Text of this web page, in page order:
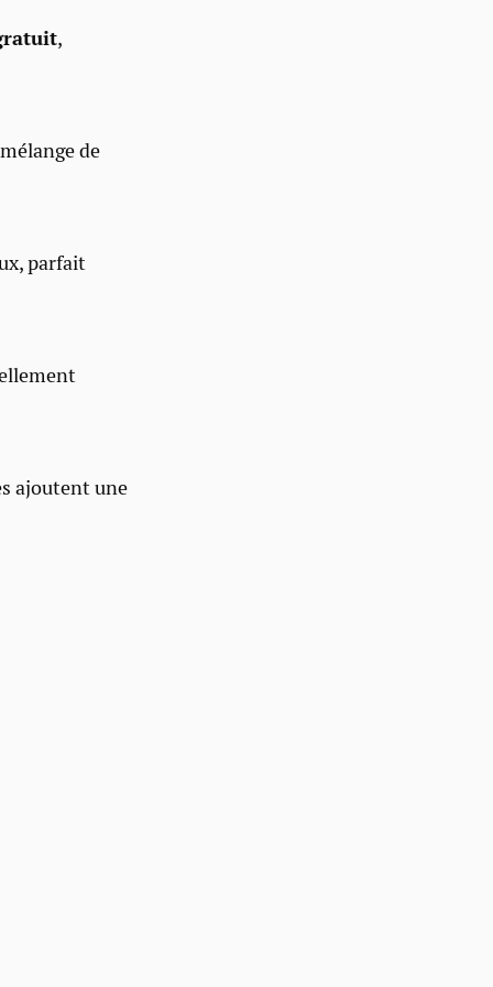
,
de
parfait
ajoutent une